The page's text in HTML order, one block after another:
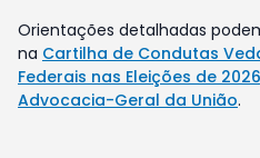
Orientações detalhadas
na Cartilha de Condutas
Federais nas Eleições de
Advocacia-Geral da União.